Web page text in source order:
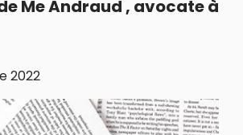
Me Andraud , avocate à
2022